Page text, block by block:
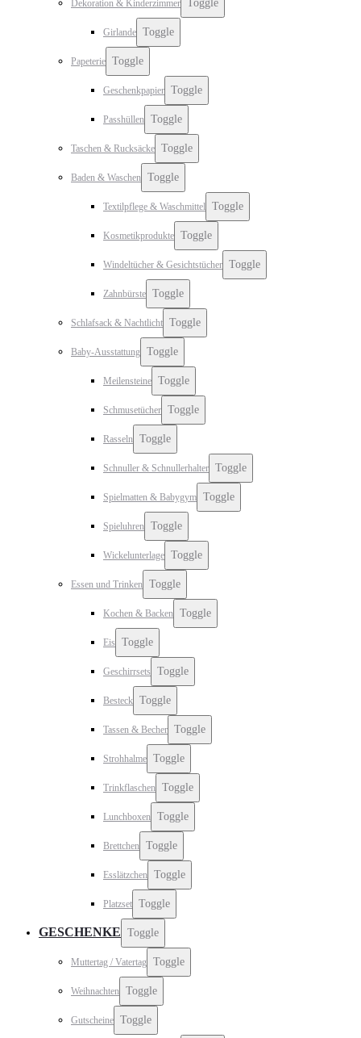
Dekoration & Kinderzimmer Toggle
Girlande Toggle
Papeterie Toggle
Geschenkpapier Toggle
Passhüllen Toggle
Taschen & Rucksäcke Toggle
Baden & Waschen Toggle
Textilpflege & Waschmittel Toggle
Kosmetikprodukte Toggle
Windeltücher & Gesichtstücher Toggle
Zahnbürste Toggle
Schlafsack & Nachtlicht Toggle
Baby-Ausstattung Toggle
Meilensteine Toggle
Schmusetücher Toggle
Rasseln Toggle
Schnuller & Schnullerhalter Toggle
Spielmatten & Babygym Toggle
Spieluhren Toggle
Wickelunterlage Toggle
Essen und Trinken Toggle
Kochen & Backen Toggle
Eis Toggle
Geschirrsets Toggle
Besteck Toggle
Tassen & Becher Toggle
Strohhalme Toggle
Trinkflaschen Toggle
Lunchboxen Toggle
Brettchen Toggle
Esslätzchen Toggle
Platzset Toggle
GESCHENKE Toggle
Muttertag / Vatertag Toggle
Weihnachten Toggle
Gutscheine Toggle